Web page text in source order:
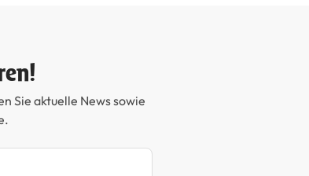
Sie aktuelle News sowie